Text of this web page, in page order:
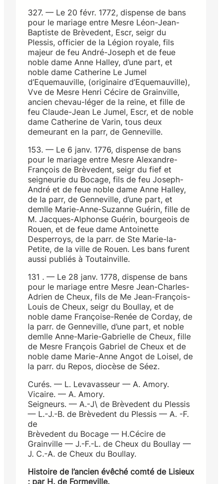
327. — Le 20 févr. 1772, dispense de bans
pour le mariage entre Mesre Léon-Jean-
Baptiste de Brèvedent, Escr, seigr du
Plessis, officier de la Légion royale, fils
majeur de feu André-Joseph et de feue
noble dame Anne Halley, d’une part, et
noble dame Catherine Le Jumel
d’Equemauville, (originaire d’Equemauville),
Vve de Mesre Henri Cécire de Grainville,
ancien chevau-léger de la reine, et fille de
feu Claude-Jean Le Jumel, Escr, et de noble
dame Catherine de Varin, tous deux
demeurant en la parr, de Genneville.
153. — Le 6 janv. 1776, dispense de bans
pour le mariage entre Mesre Alexandre-
François de Brèvedent, seigr du fief et
seigneurie du Bocage, fils de feu Joseph-
André et de feue noble dame Anne Halley,
de la parr, de Genneville, d’une part, et
demlle Marie-Anne-Suzanne Guérin, fille de
M. Jacques-Alphonse Guérin, bourgeois de
Rouen, et de feue dame Antoinette
Desperroys, de la parr. de Ste Marie-la-
Petite, de la ville de Rouen. Les bans furent
aussi publiés à Toutainville.
131 . — Le 28 janv. 1778, dispense de bans
pour le mariage entre Mesre Jean-Charles-
Adrien de Cheux, fils de Me Jean-François-
Louis de Cheux, seigr du Boullay, et de
noble dame Françoise-Renée de Corday, de
la parr. de Genneville, d’une part, et noble
demlle Anne-Marie-Gabrielle de Cheux, fille
de Mesre François Gabriel de Cheux et de
noble dame Marie-Anne Angot de Loisel, de
la parr. du Repos, diocèse de Séez.
Curés. — L. Levavasseur — A. Amory.
Vicaire. — A. Amory.
Seigneurs. — A.-J\ de Brèvedent du Plessis
— L.-J.-B. de Brèvedent du Plessis — A. -F.
de
Brèvedent du Bocage — H.Cécire de
Grainville — J.-F.-L. de Cheux du Boullay —
J. C.-A. de Cheux du Boullay.
Histoire de l’ancien évêché comté de Lisieux
: par H. de Formeville.